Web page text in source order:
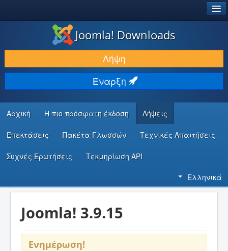
ΛΉΨΕΙΣ & ΕΠΕΚΤΆΣΕΙΣ
ΕΎΡΕΣΗ & ΜΆΘΗΣΗ
ΚΟΙΝΌΤΗΤΑ & ΥΠΟΣΤΉΡΙΞΗ
ΠΌΡΟΙ ΠΡΟΓΡΑΜΜΑΤΙΣΤΏΝ
Joomla! Downloads
Λήψη
Έναρξη
Αρχική Η πιο πρόσφατη έκδοση Λήψεις
Επεκτάσεις Πακέτα Γλωσσών Τεχνικές Απαιτήσεις
Συχνές Ερωτήσεις Τεκμηρίωση API
Ελληνικά
Joomla! 3.9.15
Ενημέρωση!